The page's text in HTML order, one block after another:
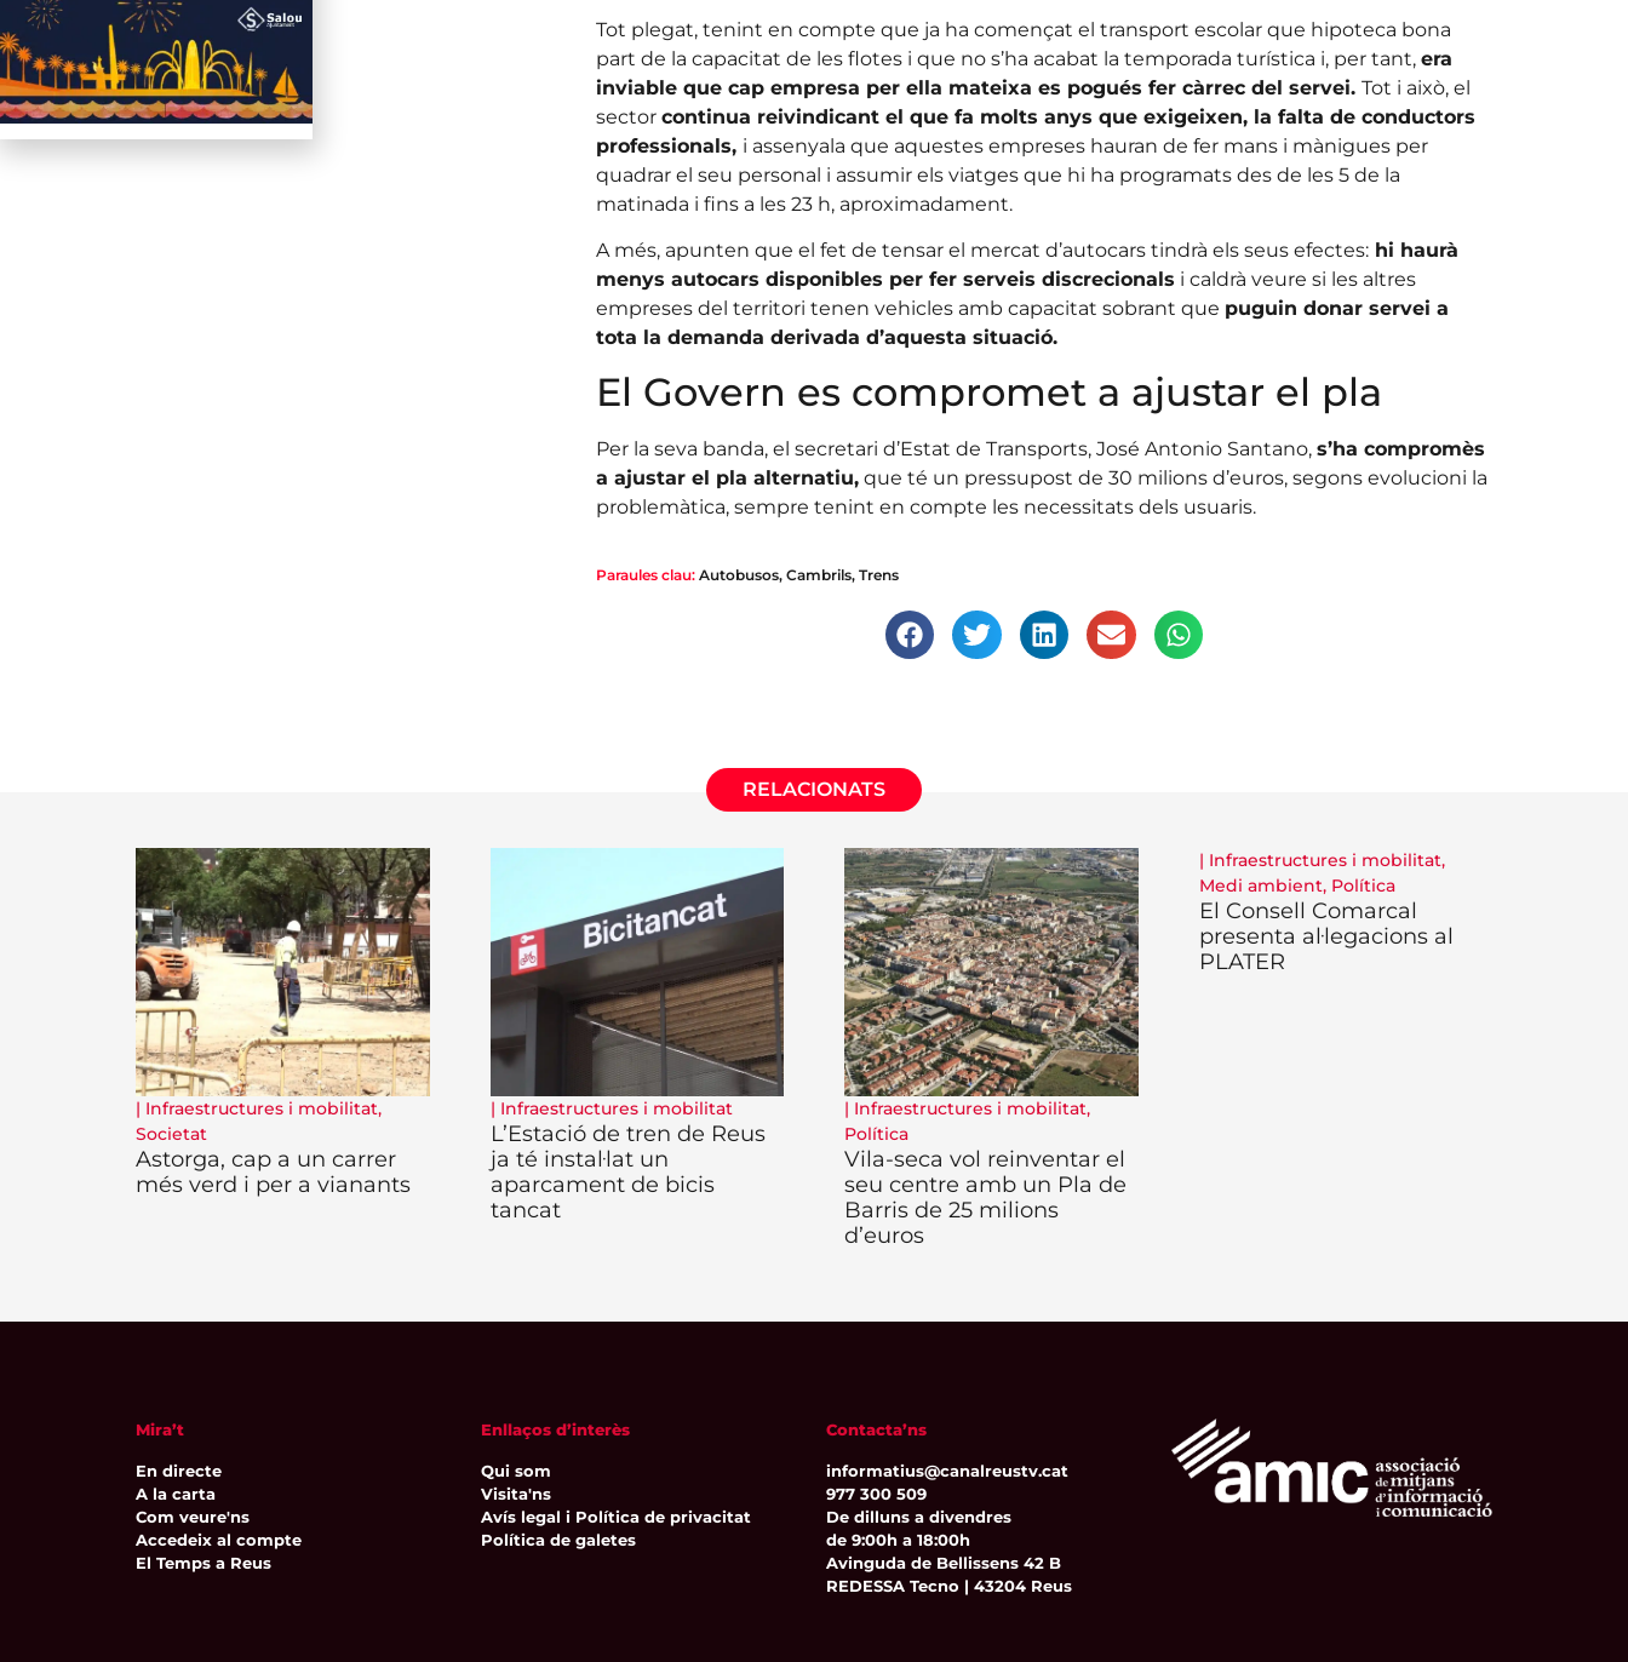
Tot plegat, tenint en compte que ja ha començat el transport escolar que hipoteca bona
part de la capacitat de les flotes i que no s’ha acabat la temporada turística i, per tant, era
inviable que cap empresa per ella mateixa es pogués fer càrrec del servei. Tot i això, el
sector continua reivindicant el que fa molts anys que exigeixen, la falta de conductors
professionals, i assenyala que aquestes empreses hauran de fer mans i mànigues per
quadrar el seu personal i assumir els viatges que hi ha programats des de les 5 de la
matinada i fins a les 23 h, aproximadament.
A més, apunten que el fet de tensar el mercat d’autocars tindrà els seus efectes:hi haurà
menys autocars disponibles per fer serveis discrecionals i caldrà veure si les altres
empreses del territori tenen vehicles amb capacitat sobrant que puguin donar servei a
tota la demanda derivada d’aquesta situació.
El Govern es compromet a ajustar el pla
Per la seva banda, el secretari d’Estat de Transports, José Antonio Santano, s’ha compromès
a ajustar el pla alternatiu,que té un pressupost de 30 milions d’euros, segons evolucioni la
problemàtica, sempre tenint en compte les necessitats dels usuaris.
Paraules clau: Autobusos, Cambrils, Trens
RELACIONATS
| Infraestructures i mobilitat,
Societat
Astorga, cap a un carrer
més verd i per a vianants
| Infraestructures i mobilitat
L’Estació de tren de Reus
ja té instal·lat un
aparcament de bicis
tancat
| Infraestructures i mobilitat,
Política
Vila-seca vol reinventar el
seu centre amb un Pla de
Barris de 25 milions
d’euros
| Infraestructures i mobilitat,
Medi ambient, Política
El Consell Comarcal
presenta al·legacions al
PLATER
Mira’t
En directe
A la carta
Com veure'ns
Accedeix al compte
El Temps a Reus
Enllaços d’interès
Qui som
Visita'ns
Avís legal i Política de privacitat
Política de galetes
Contacta’ns
informatius@canalreustv.cat
977 300 509
De dilluns a divendres
de 9:00h a 18:00h
Avinguda de Bellissens 42 B
REDESSA Tecno | 43204 Reus